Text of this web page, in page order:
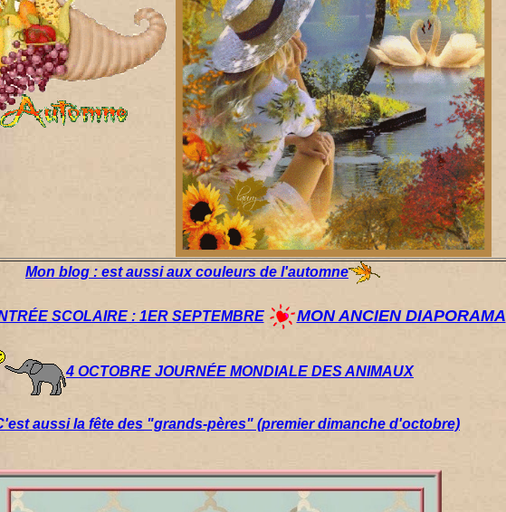
Mon blog : est aussi aux couleurs de l'automne
SCOLAIRE : 1ER SEPTEMBRE MON ANCIEN DIAPORAMA
4 OCTOBRE JOURNÉE MONDIALE DES ANIMAUX
aussi la fête des "grands-pères" (premier dimanche d'octobre)